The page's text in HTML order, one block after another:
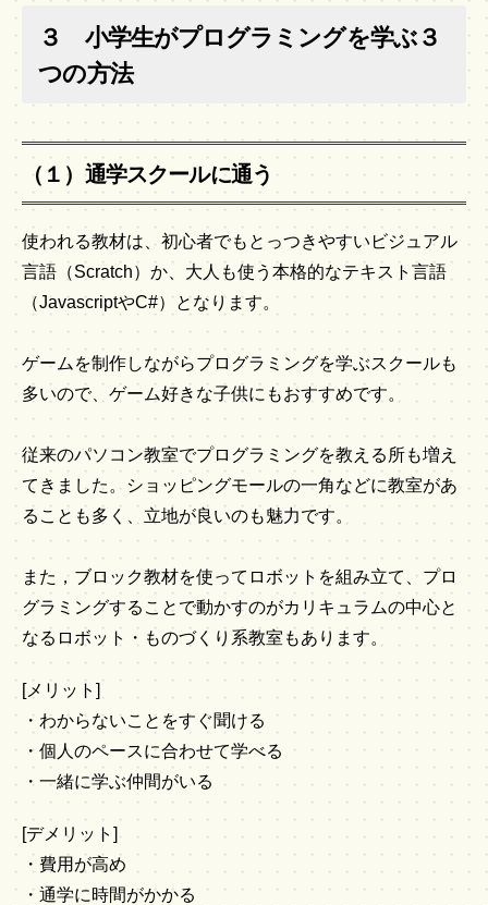
３ 小学生がプログラミングを学ぶ３
つの方法
（１）通学スクールに通う
使われる教材は、初心者でもとっつきやすいビジュアル
言語（Scratch）か、大人も使う本格的なテキスト言語
（JavascriptやC#）となります。
ゲームを制作しながらプログラミングを学ぶスクールも
多いので、ゲーム好きな子供にもおすすめです。
従来のパソコン教室でプログラミングを教える所も増え
てきました。ショッピングモールの一角などに教室があ
ることも多く、立地が良いのも魅力です。
また，ブロック教材を使ってロボットを組み立て、プロ
グラミングすることで動かすのがカリキュラムの中心と
なるロボット・ものづくり系教室もあります。
[メリット]
・わからないことをすぐ聞ける
・個人のペースに合わせて学べる
・一緒に学ぶ仲間がいる
[デメリット]
・費用が高め
・通学に時間がかかる